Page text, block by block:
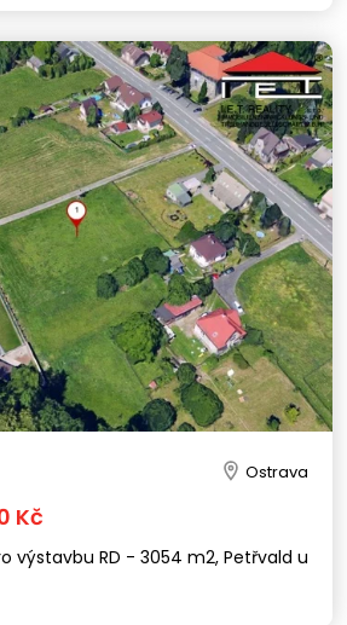
Ostrava
Kč
výstavbu RD - 3054 m2, Petřvald u